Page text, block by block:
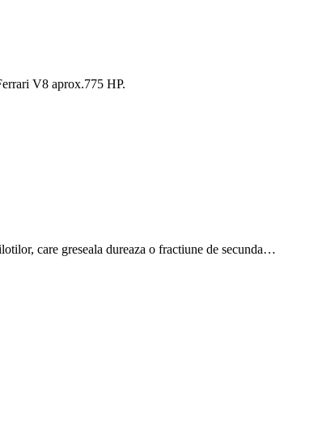
V8 aprox.775 HP.
care greseala dureaza o fractiune de secunda…